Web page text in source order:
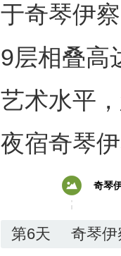
于奇琴伊
9层相叠高
艺术水平
夜宿奇琴
奇琴
第6天 奇琴伊